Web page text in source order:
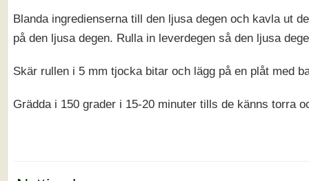
Blanda ingredienserna till den ljusa degen och kavla ut
på den ljusa degen. Rulla in leverdegen så den ljusa
Skär rullen i 5 mm tjocka bitar och lägg på en plåt med
Grädda i 150 grader i 15-20 minuter tills de känns torra